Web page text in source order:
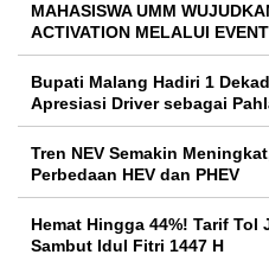
MAHASISWA UMM
ACTIVATION MELALUI
Bupati Malang Hadiri 1
Apresiasi Driver sebagai
Tren NEV Semakin
Perbedaan HEV dan PHEV
Hemat Hingga 44%! Tarif Tol
Sambut Idul Fitri 1447 H